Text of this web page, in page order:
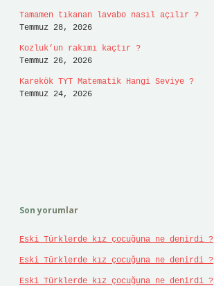
Tamamen tıkanan lavabo nasıl açılır ?
Temmuz 28, 2026
Kozluk’un rakımı kaçtır ?
Temmuz 26, 2026
Karekök TYT Matematik Hangi Seviye ?
Temmuz 24, 2026
Son yorumlar
Eski Türklerde kız çocuğuna ne denirdi ?
Eski Türklerde kız çocuğuna ne denirdi ?
Eski Türklerde kız çocuğuna ne denirdi ?